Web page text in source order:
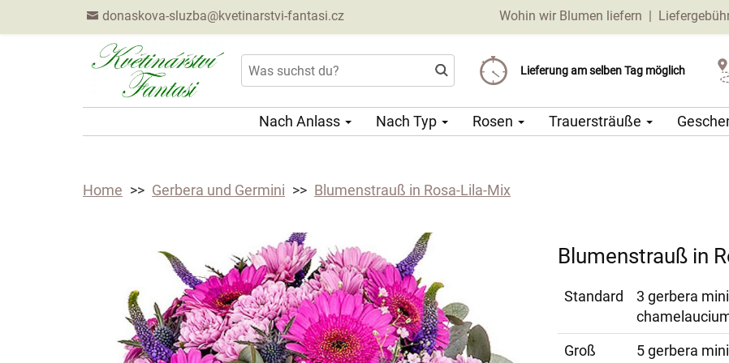
donaskova-sluzba@kvetinarstvi-fantasi.cz Wohin wir Blumen liefern |
Lieferung am selben Tag möglich
Liefergebühr ab 69 CZK
Wählen Sie Ihr Lieferdatum
Nach Anlass Nach Typ Rosen Trauersträuße
Home Gerbera und Germini Blumenstrauß in Rosa-Lila-Mix
Blumenstrauß in
Standard
3 gerbera
Groß
5 gerbera